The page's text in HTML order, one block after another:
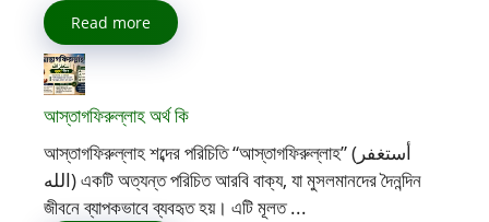
Read more
আস্তাগফিরুল্লাহ অর্থ কি
আস্তাগফিরুল্লাহ শব্দের পরিচিতি “আস্তাগফিরুল্লাহ” (أستغفر
الله) একটি অত্যন্ত পরিচিত আরবি বাক্য, যা মুসলমানদের দৈনন্দিন
জীবনে ব্যাপকভাবে ব্যবহৃত হয়। এটি মূলত ...